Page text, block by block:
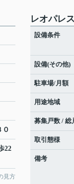
０
22
見方
レオパレ
設備条件
設備(その他)
駐車場/月額
用途地域
募集戸数 / 総
取引態様
備考